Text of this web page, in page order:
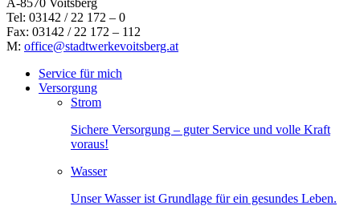
A-8570 Voitsberg
Tel: 03142 / 22 172 – 0
Fax: 03142 / 22 172 – 112
M: office@stadtwerkevoitsberg.at
Service für mich
Versorgung
Strom
Sichere Versorgung – guter Service und volle Kraft
voraus!
Wasser
Unser Wasser ist Grundlage für ein gesundes Leben.